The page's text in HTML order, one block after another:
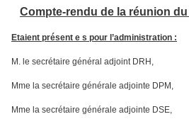
Compte-rendu de la réunion
Etaient présent e s pour l’administration :
M. le secrétaire général adjoint DRH,
Mme la secrétaire générale adjointe DPM,
Mme la secrétaire générale adjointe DSE,